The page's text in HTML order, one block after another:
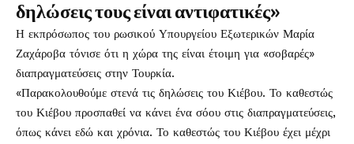
δηλώσεις τους είναι αντιφατικές»
Η εκπρόσωπος του ρωσικού Υπουργείου Εξωτερικών Μαρία
Ζαχάροβα τόνισε ότι η χώρα της είναι έτοιμη για «σοβαρές»
διαπραγματεύσεις στην Τουρκία.
«Παρακολουθούμε στενά τις δηλώσεις του Κιέβου. Το καθεστώς
του Κιέβου προσπαθεί να κάνει ένα σόου στις διαπραγματεύσεις,
όπως κάνει εδώ και χρόνια. Το καθεστώς του Κιέβου έχει μέχρι